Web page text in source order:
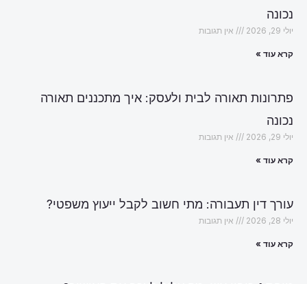
נכונה
יולי 29, 2026 אין תגובות
קרא עוד »
פתרונות תאורה לבית ולעסק: איך מתכננים תאורה
נכונה
יולי 29, 2026 אין תגובות
קרא עוד »
עורך דין תעבורה: מתי חשוב לקבל ייעוץ משפטי?
יולי 28, 2026 אין תגובות
קרא עוד »